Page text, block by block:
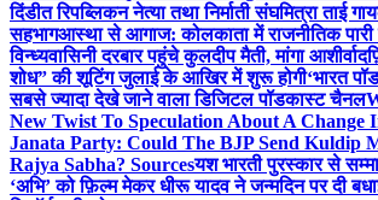
दिंडीत रिपब्लिकन नेत्या तथा निर्माती संघमित्रा ताई
सहभागआस्था से आगाज: कोलकाता में राजनीतिक
विन्ध्यवासिनी दरबार पहुंचे कुलदीप मैती, मांगा आशीर्वाद
शोध” की शूटिंग जुलाई के आखिर में शुरू होगी‘भारत
सबसे ज्यादा देखे जाने वाला डिजिटल पॉडकास्ट चैनल
New Twist To Speculation About A Change
Janata Party: Could The BJP Send Kuldip
Rajya Sabha? Sourcesयश भारती पुरस्कार से
‘अभि’ को फ़िल्म मेकर धीरू यादव ने जन्मदिन पर दी